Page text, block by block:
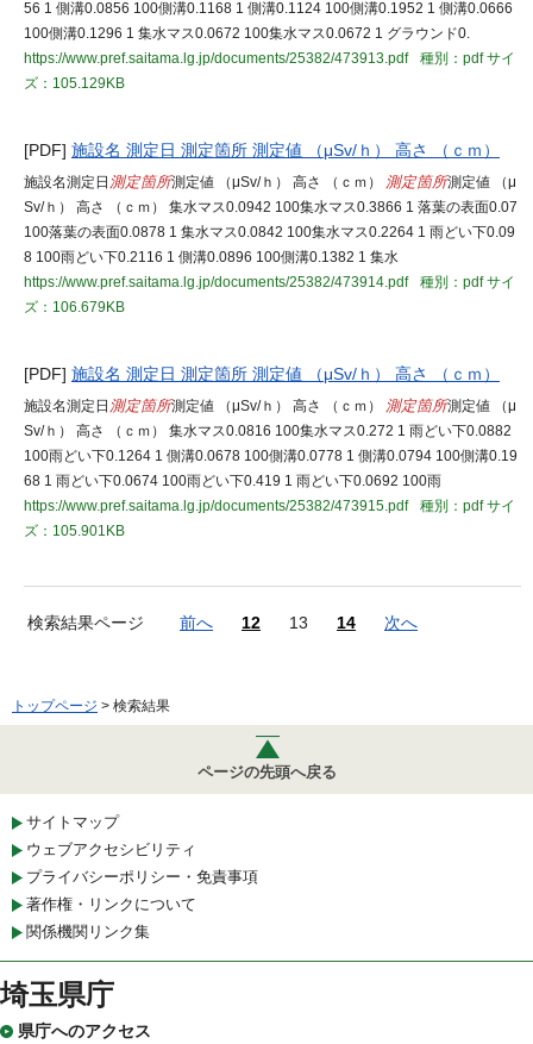
56 1 側溝0.0856 100側溝0.1168 1 側溝0.1124 100側溝0.1952 1 側溝0.0666
100側溝0.1296 1 集水マス0.0672 100集水マス0.0672 1 グラウンド0.
https://www.pref.saitama.lg.jp/documents/25382/473913.pdf
種別：pdfサイ
ズ：105.129KB
[PDF] 施設名 測定日 測定箇所 測定値 （μSv/ｈ） 高さ （ｃｍ）
施設名測定日 測定箇所測定値 （μSv/ｈ） 高さ （ｃｍ） 測定箇所測定値 （μ
Sv/ｈ） 高さ （ｃｍ） 集水マス0.0942 100集水マス0.3866 1 落葉の表面0.07
100落葉の表面0.0878 1 集水マス0.0842 100集水マス0.2264 1 雨どい下0.09
8 100雨どい下0.2116 1 側溝0.0896 100側溝0.1382 1 集水
https://www.pref.saitama.lg.jp/documents/25382/473914.pdf
種別：pdfサイ
ズ：106.679KB
[PDF] 施設名 測定日 測定箇所 測定値 （μSv/ｈ） 高さ （ｃｍ）
施設名測定日 測定箇所測定値 （μSv/ｈ） 高さ （ｃｍ） 測定箇所測定値 （μ
Sv/ｈ） 高さ （ｃｍ） 集水マス0.0816 100集水マス0.272 1 雨どい下0.0882
100雨どい下0.1264 1 側溝0.0678 100側溝0.0778 1 側溝0.0794 100側溝0.19
68 1 雨どい下0.0674 100雨どい下0.419 1 雨どい下0.0692 100雨
https://www.pref.saitama.lg.jp/documents/25382/473915.pdf
種別：pdfサイ
ズ：105.901KB
検索結果ページ 前へ 12 13 14 次へ
トップページ > 検索結果
ページの先頭へ戻る
サイトマップ
ウェブアクセシビリティ
プライバシーポリシー・免責事項
著作権・リンクについて
関係機関リンク集
埼玉県庁
県庁へのアクセス